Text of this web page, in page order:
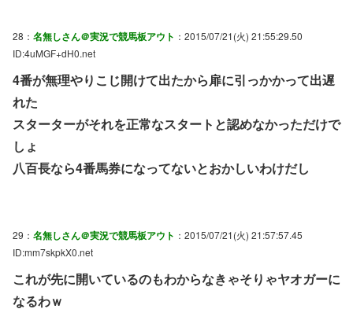
28： 名無しさん＠実況で競馬板アウト ：2015/07/21(火) 21:55:29.50
ID:4uMGF+dH0.net
4番が無理やりこじ開けて出たから扉に引っかかって出遅
れた
スターターがそれを正常なスタートと認めなかっただけで
しょ
八百長なら4番馬券になってないとおかしいわけだし
29： 名無しさん＠実況で競馬板アウト ：2015/07/21(火) 21:57:57.45
ID:mm7skpkX0.net
これが先に開いているのもわからなきゃそりゃヤオガーに
なるわｗ